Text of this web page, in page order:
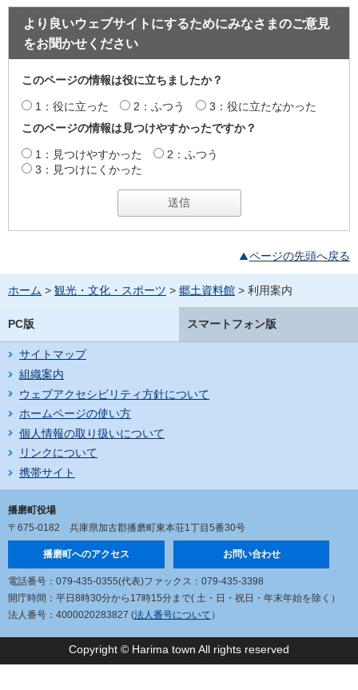
より良いウェブサイトにするためにみなさまのご意見
をお聞かせください
このページの情報は役に立ちましたか？
1：役に立った 2：ふつう
3：役に立たなかった
このページの情報は見つけやすかったですか？
1：見つけやすかった
2：ふつう
3：見つけにくかった
ページの先頭へ戻る
ホーム > 観光・文化・スポーツ > 郷土資料館 > 利用案内
PC版 スマートフォン版
サイトマップ
組織案内
ウェブアクセシビリティ方針について
ホームページの使い方
個人情報の取り扱いについて
リンクについて
携帯サイト
播磨町役場
〒675-0182 兵庫県加古郡播磨町東本荘1丁目5番30号
播磨町へのアクセス お問い合わせ
電話番号：079-435-0355(代表)ファックス：079-435-3398
開庁時間：平日8時30分から17時15分まで( 土・日・祝日・年末年始を除く）
法人番号：4000020283827 (法人番号について ）
Copyright © Harima town All rights reserved